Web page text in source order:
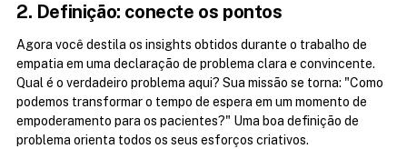
2. Definição: conecte os pontos
Agora você destila os insights obtidos durante o trabalho de
empatia em uma declaração de problema clara e convincente.
Qual é o verdadeiro problema aqui? Sua missão se torna: "Como
podemos transformar o tempo de espera em um momento de
empoderamento para os pacientes?" Uma boa definição de
problema orienta todos os seus esforços criativos.